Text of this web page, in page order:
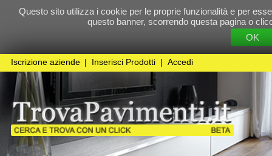
Questo sito utilizza i cookie per le proprie funzionalità e per essere sicuri che tu
questo banner, scorrendo questa pagina o cliccando
Cookie
Pavimenti in Cotto Pavimenti in Resina